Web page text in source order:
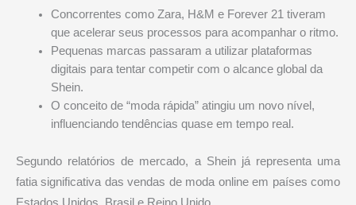
Concorrentes como Zara, H&M e Forever 21 tiveram
que acelerar seus processos para acompanhar o ritmo.
Pequenas marcas passaram a utilizar plataformas
digitais para tentar competir com o alcance global da
Shein.
O conceito de “moda rápida” atingiu um novo nível,
influenciando tendências quase em tempo real.
Segundo relatórios de mercado, a Shein já representa uma
fatia significativa das vendas de moda online em países como